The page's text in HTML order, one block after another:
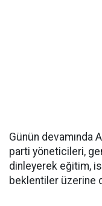
Günün devamında
parti yöneticileri,
dinleyerek eğitim,
beklentiler üzerine